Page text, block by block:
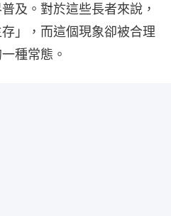
及。對於這些長者來說，
」，而這個現象卻被合理
種常態。